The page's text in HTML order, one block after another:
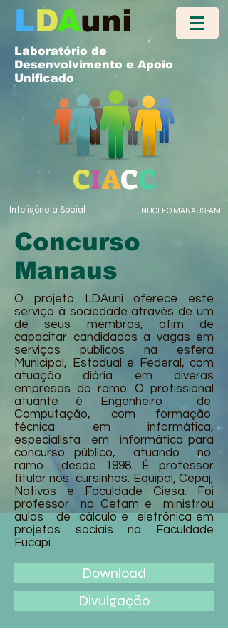
LDAuni
Laboratório de
Desenvolvimento e Apoio
Unificado
CIACC
Inteligência Social NÚCLEO MANAUS-AM
Concurso
Manaus
O projeto LDAuni oferece este
serviço à sociedade através de um
de seus membros, afim de
capacitar candidados a vagas em
serviços publicos na esfera
Municipal, Estadual e Federal, com
atuação diária em diveras
empresas do ramo. O profissional
atuante é Engenheiro de
Computação, com formação
técnica em informática,
especialista em informática para
concurso público, atuando no
ramo desde 1998. É professor
títular nos cursinhos: Equipol, Cepaj,
Nativos e Faculdade Ciesa. Foi
professor no Cetam e ministrou
aulas de cálculo e eletrônica em
projetos sociais na Faculdade
Fucapi.
Download
Divulgação